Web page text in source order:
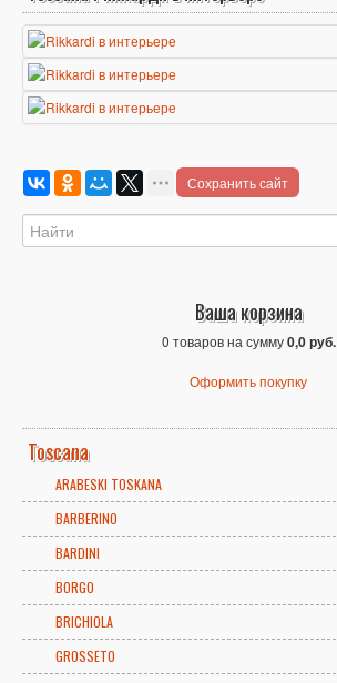
Сохранить сайт
Ваша корзина
0 товаров на сумму0,0 руб.
Оформить покупку
Toscana
ARABESKI TOSKANA
BARBERINO
BARDINI
BORGO
BRICHIOLA
GROSSETO